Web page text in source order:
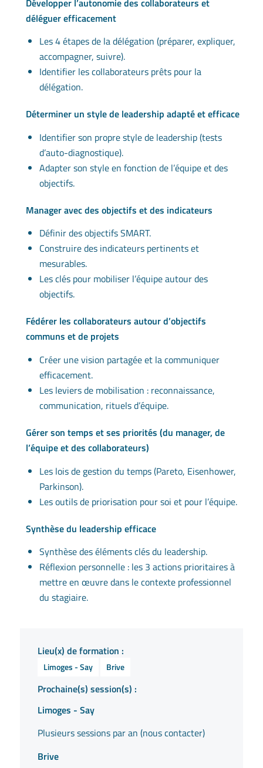
déléguer efficacement
Les 4 étapes de la délégation (préparer, expliquer,
accompagner, suivre).
Identifier les collaborateurs prêts pour la
délégation.
Déterminer un style de leadership adapté et efficace
Identifier son propre style de leadership (tests
d’auto-diagnostique).
Adapter son style en fonction de l’équipe et des
objectifs.
Manager avec des objectifs et des indicateurs
Définir des objectifs SMART.
Construire des indicateurs pertinents et
mesurables.
Les clés pour mobiliser l’équipe autour des
objectifs.
Fédérer les collaborateurs autour d’objectifs
communs et de projets
Créer une vision partagée et la communiquer
efficacement.
Les leviers de mobilisation : reconnaissance,
communication, rituels d’équipe.
Gérer son temps et ses priorités (du manager, de
l’équipe et des collaborateurs)
Les lois de gestion du temps (Pareto, Eisenhower,
Parkinson).
Les outils de priorisation pour soi et pour l’équipe.
Synthèse du leadership efficace
Synthèse des éléments clés du leadership.
Réflexion personnelle : les 3 actions prioritaires à
mettre en œuvre dans le contexte professionnel
du stagiaire.
Lieu(x) de formation :
Limoges - Say Brive
Prochaine(s) session(s) :
Limoges - Say
Plusieurs sessions par an (nous contacter)
Brive